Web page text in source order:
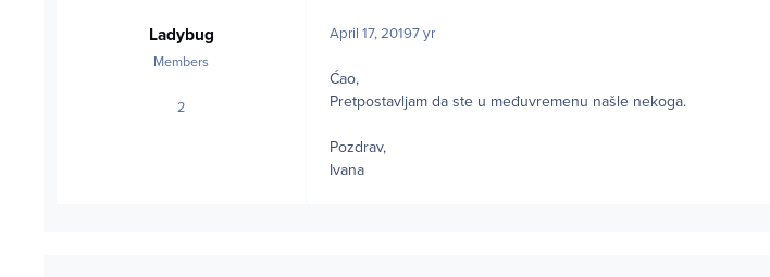
Ladybug
Members
2posts
April 17, 20197 yr
Ćao,
Pretpostavljam da ste u međuvremenu našle nekoga.
Pozdrav,
Ivana